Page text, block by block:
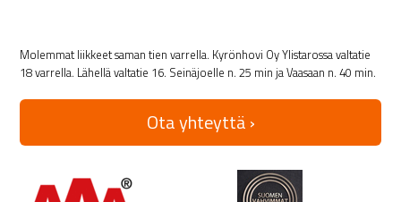
Molemmat liikkeet saman tien varrella. Kyrönhovi Oy Ylistarossa valtatie
18 varrella. Lähellä valtatie 16. Seinäjoelle n. 25 min ja Vaasaan n. 40 min.
Ota yhteyttä ›